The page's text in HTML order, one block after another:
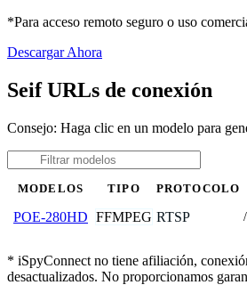
*Para acceso remoto seguro o uso
Descargar Ahora
Seif URLs de conexión
Consejo: Haga clic en un modelo para
MODELOS TIPO PROTOCOLO
POE-280HD FFMPEG RTSP
* iSpyConnect no tiene afiliación,
desactualizados. No proporcionamos